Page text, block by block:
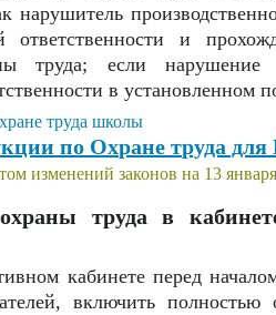
нарушитель
ответственности и
труда; если
в установленном
по Охране труда
изменений законов на 13
труда в
кабинете перед
включить